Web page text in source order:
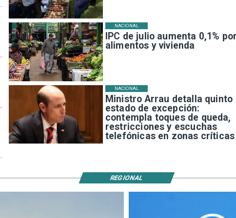
IPC de julio aumenta 0,1%
alimentos y vivienda
NACIONAL
Ministro Arrau detalla quinto
estado de excepción:
contempla toques de queda,
restricciones y escuchas
telefónicas en zonas críticas
NACIONAL
REGIONAL